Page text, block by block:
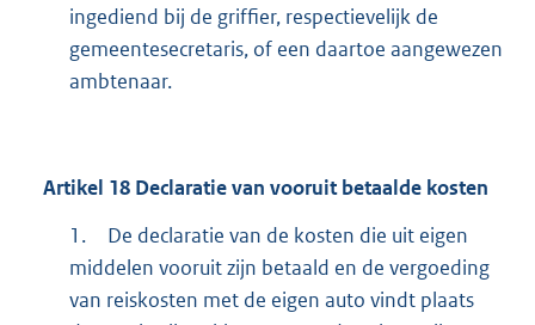
ingediend bij de griffier, respectievelijk de
gemeentesecretaris, of een daartoe aangewezen
ambtenaar.
Artikel 18 Declaratie van vooruit betaalde kosten
1.
De declaratie van de kosten die uit eigen
middelen vooruit zijn betaald en de vergoeding
van reiskosten met de eigen auto vindt plaats